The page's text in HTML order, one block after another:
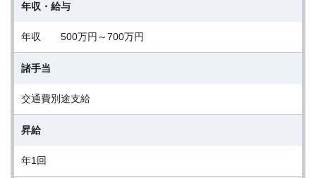
年収・給与
年収 500万円～700万円
諸手当
交通費別途支給
昇給
年1回